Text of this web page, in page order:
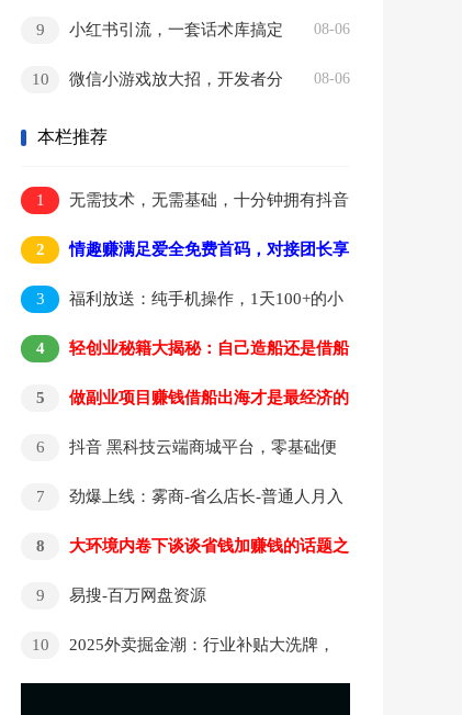
08-06
9
小红书引流，一套话术库搞定
08-06
10
微信小游戏放大招，开发者分
本栏推荐
1
无需技术，无需基础，十分钟拥有抖音
黑科技云端商城实现躺赚
2
情趣赚满足爱全免费首码，对接团长享
受芜限代扶持
3
福利放送：纯手机操作，1天100+的小
白项目，非常简单！
4
轻创业秘籍大揭秘：自己造船还是借船
5
做副业项目赚钱借船出海才是最经济的
6
抖音 黑科技云端商城平台，零基础便
7
劲爆上线：雾商-省么店长-普通人月入
8
大环境内卷下谈谈省钱加赚钱的话题之
9
易搜-百万网盘资源
10
2025外卖掘金潮：行业补贴大洗牌，